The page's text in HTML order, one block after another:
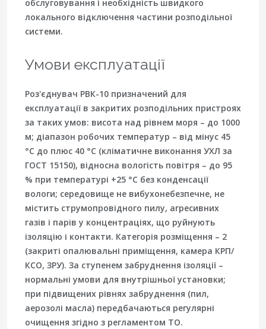
обслуговування і необхідність швидкого
локального відключення частини розподільної
системи.
Умови експлуатації
Роз'єднувач РВК-10 призначений для
експлуатації в закритих розподільних пристроях
за таких умов: висота над рівнем моря – до 1000
м; діапазон робочих температур – від мінус 45
°С до плюс 40 °С (кліматичне виконання УХЛ за
ГОСТ 15150), відносна вологість повітря – до 95
% при температурі +25 °С без конденсації
вологи; середовище не вибухонебезпечне, не
містить струмопровідного пилу, агресивних
газів і парів у концентраціях, що руйнують
ізоляцію і контакти. Категорія розміщення – 2
(закриті опалювальні приміщення, камера КРП/
КСО, ЗРУ). За ступенем забруднення ізоляції –
нормальні умови для внутрішньої установки;
при підвищених рівнях забруднення (пил,
аерозолі масла) передбачаються регулярні
очищення згідно з регламентом ТО.